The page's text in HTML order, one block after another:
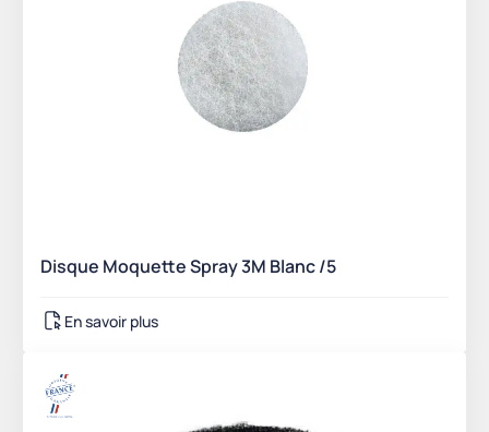
Disque Moquette Spray 3M Blanc /5
En savoir plus